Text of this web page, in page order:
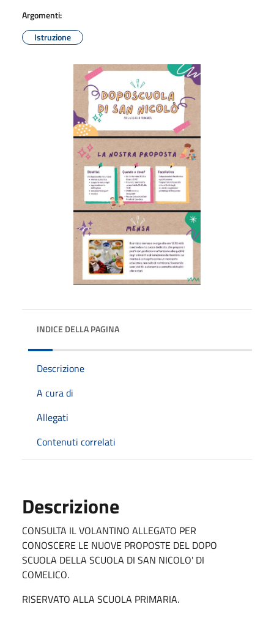
Argomenti:
Istruzione
INDICE DELLA PAGINA
Descrizione
A cura di
Allegati
Contenuti correlati
Descrizione
CONSULTA IL VOLANTINO ALLEGATO PER
CONOSCERE LE NUOVE PROPOSTE DEL DOPO
SCUOLA DELLA SCUOLA DI SAN NICOLO' DI
COMELICO.
RISERVATO ALLA SCUOLA PRIMARIA.